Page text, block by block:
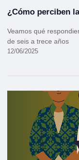
¿Cómo perciben
Veamos qué
de seis a trece años
12/06/2025